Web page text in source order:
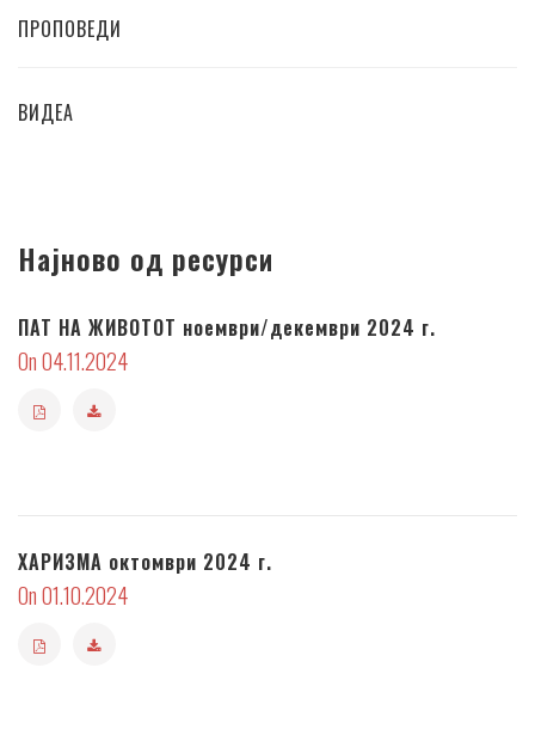
ПРОПОВЕДИ
ВИДЕА
Најново од ресурси
ПАТ НА ЖИВОТОТ ноември/декември 2024 г.
On 04.11.2024
ХАРИЗМА октомври 2024 г.
On 01.10.2024